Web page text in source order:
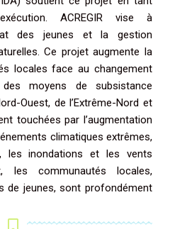
ACREGIR vise à
des jeunes et la gestion
Ce projet augmente la
locales face au changement
moyens de subsistance
Ouest, de l’Extrême-Nord et
touchées par l’augmentation
climatiques extrêmes,
les inondations et les vents
les communautés locales,
de jeunes, sont profondément